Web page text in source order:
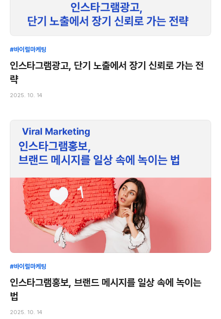
#바이럴마케팅
인스타그램광고, 단기 노출에서 장기 신뢰로 가는 전
략
2025. 10. 14
#바이럴마케팅
인스타그램홍보, 브랜드 메시지를 일상 속에 녹이는
법
2025. 10. 14